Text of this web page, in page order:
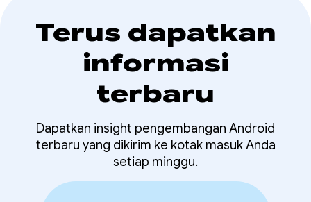
Terus dapatkan
informasi
terbaru
Dapatkan insight pengembangan Android
terbaru yang dikirim ke kotak masuk Anda
setiap minggu.